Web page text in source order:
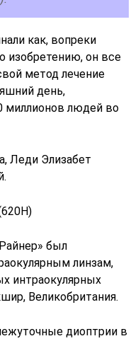
как, вопреки
изобретению, он все
метод лечение
день,
миллионов людей во
Леди Элизабет
был
линзам,
интраокулярных
Великобритания.
диоптрии в